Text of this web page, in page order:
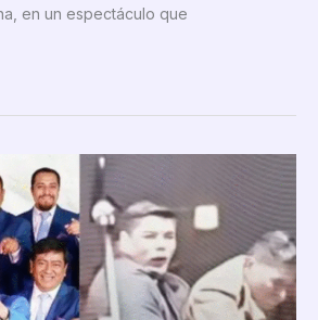
en un espectáculo que